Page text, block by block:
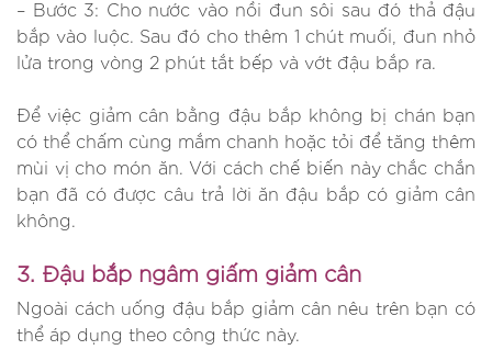
– Bước 3: Cho nước vào nồi đun sôi sau đó thả đậu
bắp vào luộc. Sau đó cho thêm 1 chút muối, đun nhỏ
lửa trong vòng 2 phút tắt bếp và vớt đậu bắp ra.
Để việc giảm cân bằng đậu bắp không bị chán bạn
có thể chấm cùng mắm chanh hoặc tỏi để tăng thêm
mùi vị cho món ăn. Với cách chế biến này chắc chắn
bạn đã có được câu trả lời ăn đậu bắp có giảm cân
không.
3. Đậu bắp ngâm giấm giảm cân
Ngoài cách uống đậu bắp giảm cân nêu trên bạn có
thể áp dụng theo công thức này.